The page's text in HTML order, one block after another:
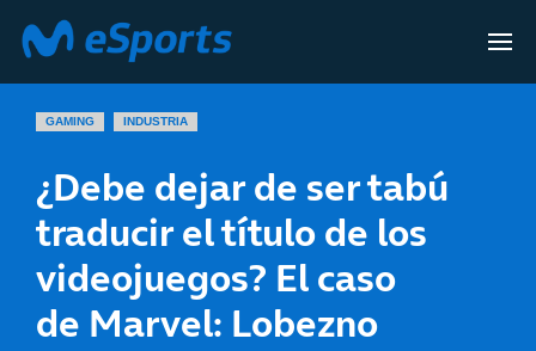
GAMING INDUSTRIA
¿Debe dejar de ser tabú
traducir el título de los
videojuegos? El caso
de Marvel: Lobezno